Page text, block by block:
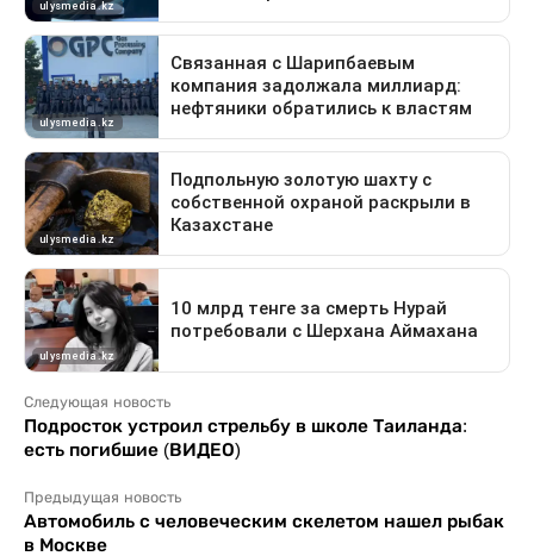
Следующая новость
Подросток устроил стрельбу в школе Таиланда:
есть погибшие (ВИДЕО)
Предыдущая новость
Автомобиль с человеческим скелетом нашел рыбак
в Москве